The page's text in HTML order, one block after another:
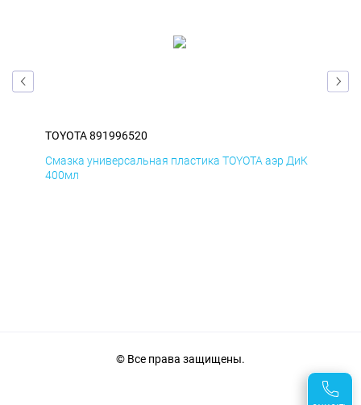
TOYOTA 891996520
Смазка универсальная пластика TOYOTA аэр ДиК
400мл
© Все права защищены.